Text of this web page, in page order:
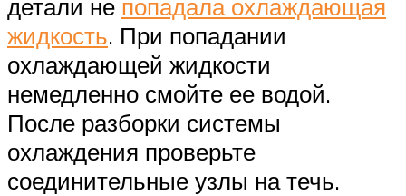
детали не попадала охлаждающая
жидкость. При попадании
охлаждающей жидкости
немедленно смойте ее водой.
После разборки системы
охлаждения проверьте
соединительные узлы на течь.